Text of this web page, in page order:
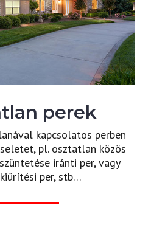
perek
kapcsolatos perben
pl. osztatlan közös
iránti per, vagy
per, stb…